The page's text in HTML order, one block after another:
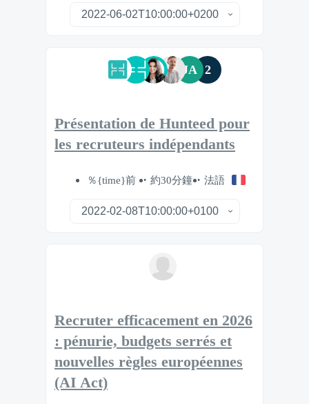
JA 2
Présentation de Hunteed pour
les recruteurs indépendants
％{time}前 約30分鐘 法語
Recruter efficacement en 2026
: pénurie, budgets serrés et
nouvelles règles européennes
(AI Act)